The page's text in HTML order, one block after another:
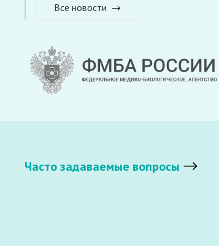
Все новости
Часто задаваемые вопросы